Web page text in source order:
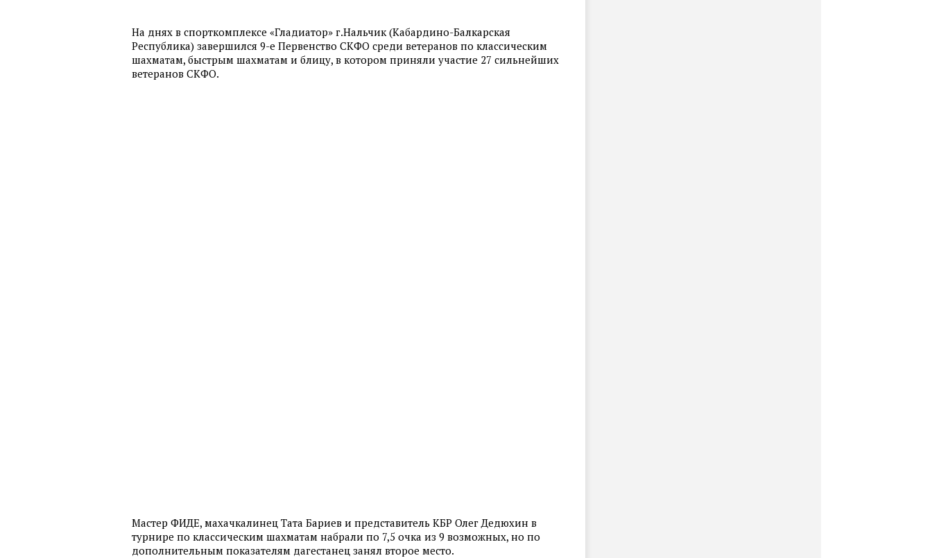
На днях в спорткомплексе «Гладиатор» г.Нальчик (Кабардино-Балкарская
Республика) завершился 9-е Первенство СКФО среди ветеранов по классическим
шахматам, быстрым шахматам и блицу, в котором приняли участие 27 сильнейших
ветеранов СКФО.
Мастер ФИДЕ, махачкалинец Тата Бариев и представитель КБР Олег Дедюхин в
турнире по классическим шахматам набрали по 7,5 очка из 9 возможных, но по
дополнительным показателям дагестанец занял второе место.